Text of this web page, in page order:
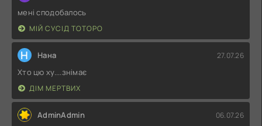
мені сподобалось
МІЙ СУСІД ТОТОРО
Н Нана 27.07.26
Хто цю ху....знімає
ДІМ МЕРТВИХ
AdminAdmin 06.07.26